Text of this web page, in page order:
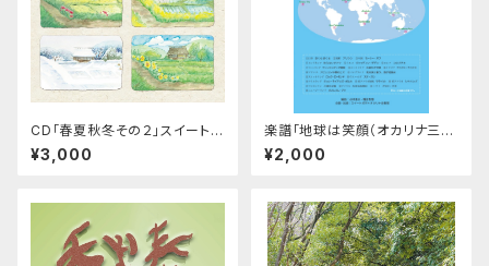
CD「春夏秋冬その２」スイートポ
テトオカリナ合奏団
¥3,000
楽譜「地球は笑顔（オカリナ三重
奏のための）CD伴奏付」スイー
トポテトオカリナ合奏団
¥2,000